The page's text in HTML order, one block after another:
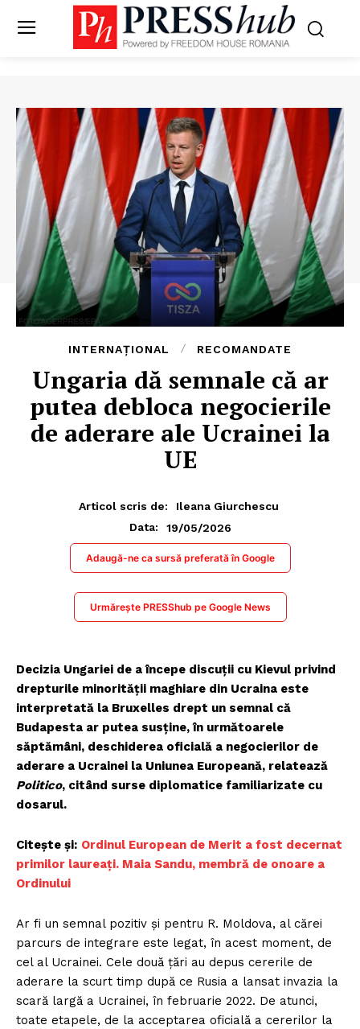
INTERNAȚIONAL RECOMANDATE
Ungaria dă semnale că ar
putea debloca negocierile
de aderare ale Ucrainei la
UE
Articol scris de:
Ileana Giurchescu
Data:
19/05/2026
Adaugă-ne ca sursă preferată în Google
Urmărește PRESShub pe Google News
Decizia Ungariei de a începe discuții cu Kievul privind
drepturile minorității maghiare din Ucraina este
interpretată la Bruxelles drept un semnal că
Budapesta ar putea susține, în următoarele
săptămâni, deschiderea oficială a negocierilor de
aderare a Ucrainei la Uniunea Europeană, relatează
Politico, citând surse diplomatice familiarizate cu
dosarul.
Citește și: Ordinul European de Merit a fost decernat
primilor laureați. Maia Sandu, membră de onoare a
Ordinului
Ar fi un semnal pozitiv și pentru R. Moldova, al cărei
parcurs de integrare este legat, în acest moment, de
cel al Ucrainei. Cele două țări au depus cererile de
aderare la scurt timp după ce Rusia a lansat invazia la
scară largă a Ucrainei, în februarie 2022. De atunci,
toate etapele, de la acceptarea oficială a cererilor la